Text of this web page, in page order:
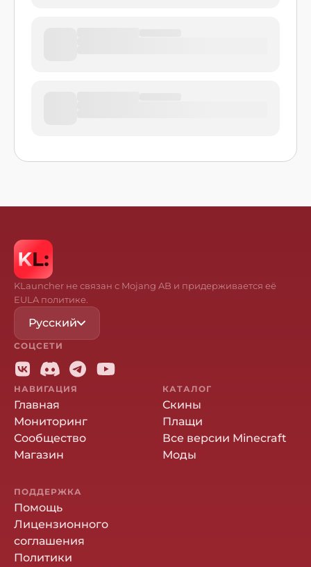
KLauncher не связан с Mojang AB и придерживается её
EULA политике.
Русский
СОЦСЕТИ
НАВИГАЦИЯ
Главная
Мониторинг
Сообщество
Магазин
КАТАЛОГ
Скины
Плащи
Все версии Minecraft
Моды
ПОДДЕРЖКА
Помощь
Лицензионного
соглашения
Политики